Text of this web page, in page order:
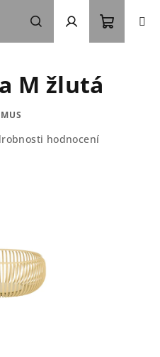
Hledat Přihlášení
M žlutá
hodnocení